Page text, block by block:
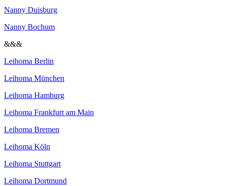
Nanny Duisburg
Nanny Bochum
&&&
Leihoma Berlin
Leihoma München
Leihoma Hamburg
Leihoma Frankfurt am Main
Leihoma Bremen
Leihoma Köln
Leihoma Stuttgart
Leihoma Dortmund